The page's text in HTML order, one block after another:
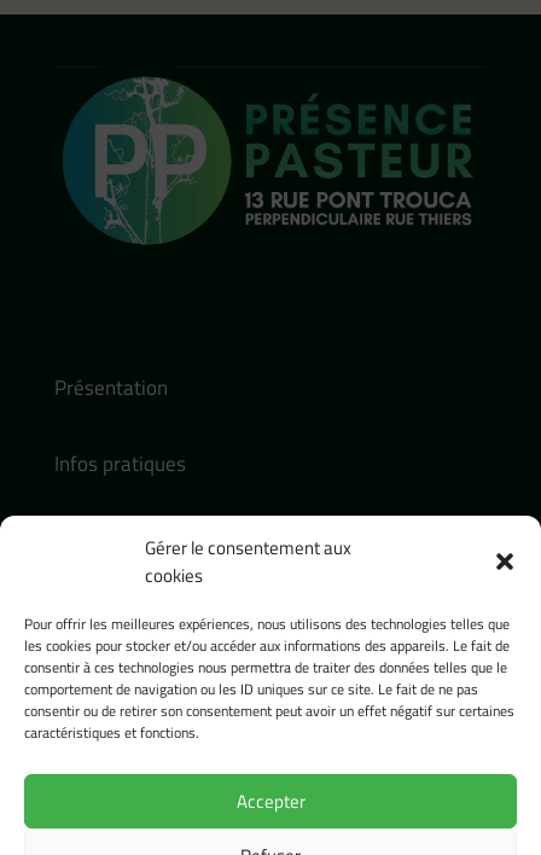
Gérer le consentement aux
cookies
Pour offrir les meilleures expériences, nous utilisons des technologies telles que
les cookies pour stocker et/ou accéder aux informations des appareils. Le fait de
consentir à ces technologies nous permettra de traiter des données telles que le
comportement de navigation ou les ID uniques sur ce site. Le fait de ne pas
consentir ou de retirer son consentement peut avoir un effet négatif sur certaines
caractéristiques et fonctions.
Accepter
Présentation
Infos pratiques
Contact :
contact@presence-pasteur.fr
Tel : 04 32 74 18 54
Réseaux sociaux :